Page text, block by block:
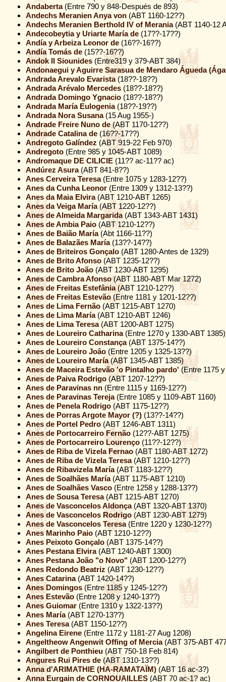
Andaberta(Entre 790 y 848-Después de 893)
Andechs Meranien Anya von (ABT 1160-12??)
Andechs Meranien Berthold IV of Merania(ABT 1140-12
Andecobeytia y Uriarte María de (17??-17??)
Andía y Arbeiza Leonor de (16??-16??)
Andía Tomás de (15??-16??)
Andok II Siounides (Entre319 y 379-ABT 384)
Andonaegui y Aguirre Sarasua de Mendaro Águeda
Andrada Arevalo Evarista(18??-18??)
Andrada Arévalo Mercedes (18??-18??)
Andrada Domingo Ygnacio (18??-18??)
Andrada María Eulogenia(18??-19??)
Andrada Nora Susana(15 Aug 1955-)
Andrade Freire Nuno de(ABT 1170-12??)
Andrade Catalina de (16??-17??)
Andregoto Galíndez (ABT 919-22 Feb 970)
Andregoto (Entre 985 y 1045-ABT 1089)
Andromaque DE CILICIE (11?? ac-11?? ac)
Andúrez Asura(ABT 841-8??)
Anes Cerveira Teresa(Entre 1075 y 1283-12??)
Anes da Cunha Leonor (Entre 1309 y 1312-13??)
Anes da Maia Elvira(ABT 1210-ABT 1265)
Anes da Veiga María(ABT 1220-12??)
Anes de Almeida Margarida(ABT 1343-ABT 1431)
Anes de Ambia Paio (ABT 1210-12??)
Anes de Baião María(Abt 1166-11??)
Anes de Balazães María(13??-14??)
Anes de Briteiros Gonçalo (ABT 1280-Antes de 1329)
Anes de Brito Afonso (ABT 1235-12??)
Anes de Brito João (ABT 1230-ABT 1295)
Anes de Cambra Afonso(ABT 1180-ABT Mar 1272)
Anes de Freitas Estefânia(ABT 1210-12??)
Anes de Freitas Estevão(Entre 1181 y 1201-12??)
Anes de Lima Fernão (ABT 1215-ABT 1270)
Anes de Lima María(ABT 1210-ABT 1246)
Anes de Lima Teresa(ABT 1200-ABT 1275)
Anes de Loureiro Catharina(Entre 1270 y 1330-ABT 1385)
Anes de Loureiro Constança(ABT 1375-14??)
Anes de Loureiro Joâo (Entre 1205 y 1325-13??)
Anes de Loureiro María(ABT 1345-ABT 1385)
Anes de Maceira Estevão 'o Pintalho pardo' (Entre 1175
Anes de Paiva Rodrigo(ABT 1207-12??)
Anes de Paravinas nn (Entre 1115 y 1169-12??)
Anes de Paravinas Tereja(Entre 1085 y 1109-ABT 1160)
Anes de Penela Rodrigo (ABT 1175-12??)
Anes de Porras Argote Mayor (?) (13??-14??)
Anes de Portel Pedro (ABT 1246-ABT 1311)
Anes de Portocarreiro Fernão (12??-ABT 1275)
Anes de Portocarreiro Lourenço (11??-12??)
Anes de Riba de Vizela Fernao (ABT 1180-ABT 1272)
Anes de Riba de Vizela Teresa(ABT 1210-12??)
Anes de Ribavizela María(ABT 1183-12??)
Anes de Soalhães María(ABT 1175-ABT 1210)
Anes de Soalhães Vasco (Entre 1258 y 1288-13??)
Anes de Sousa Teresa(ABT 1215-ABT 1270)
Anes de Vasconcelos Aldonça(ABT 1320-ABT 1370)
Anes de Vasconcelos Rodrigo (ABT 1230-ABT 1279)
Anes de Vasconcelos Teresa(Entre 1220 y 1230-12??)
Anes Marinho Paio (ABT 1210-12??)
Anes Peixoto Gonçalo (ABT 1375-14??)
Anes Pestana Elvira(ABT 1240-ABT 1300)
Anes Pestana João "o Novo" (ABT 1200-12??)
Anes Redondo Beatriz (ABT 1230-12??)
Anes Catarina(ABT 1420-14??)
Anes Domingos (Entre 1185 y 1245-12??)
Anes Estevão (Entre 1208 y 1240-13??)
Anes Guiomar (Entre 1310 y 1322-13??)
Anes María(ABT 1270-13??)
Anes Teresa(ABT 1150-12??)
Angelina Eirene (Entre 1172 y 1181-27 Aug 1208)
Angeltheow Angenwit Offing of Mercia(ABT 375-ABT
Angilbert de Ponthieu (ABT 750-18 Feb 814)
Angures Rui Pires de (ABT 1310-13??)
Anna d'ARIMATHIE (HA-RAMATAÏM) (ABT 16 ac-3?)
Anna Eurgain de CORNOUAILLES (ABT 70 ac-1? ac)